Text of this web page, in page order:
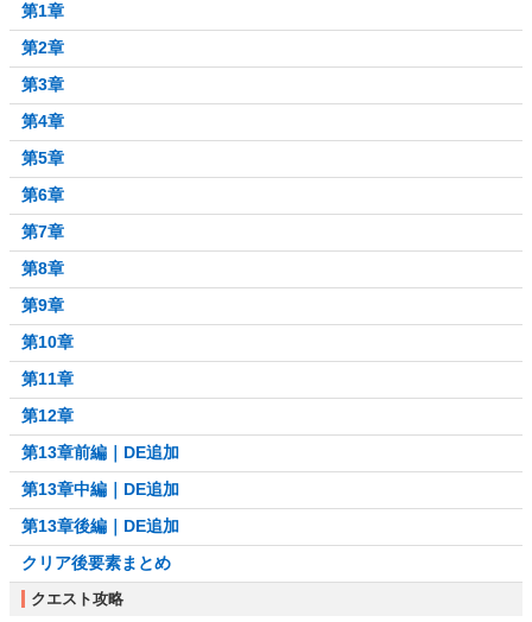
第1章
第2章
第3章
第4章
第5章
第6章
第7章
第8章
第9章
第10章
第11章
第12章
第13章前編｜DE追加
第13章中編｜DE追加
第13章後編｜DE追加
クリア後要素まとめ
クエスト攻略